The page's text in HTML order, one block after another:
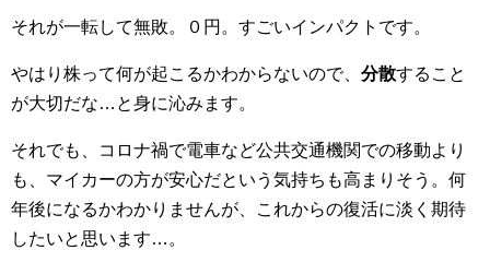
それが一転して無敗。０円。すごいインパクトです。
やはり株って何が起こるかわからないので、 分散すること
が大切だな…と身に沁みます。
それでも、コロナ禍で電車など公共交通機関での移動より
も、マイカーの方が安心だという気持ちも高まりそう。何
年後になるかわかりませんが、これからの復活に淡く期待
したいと思います…。